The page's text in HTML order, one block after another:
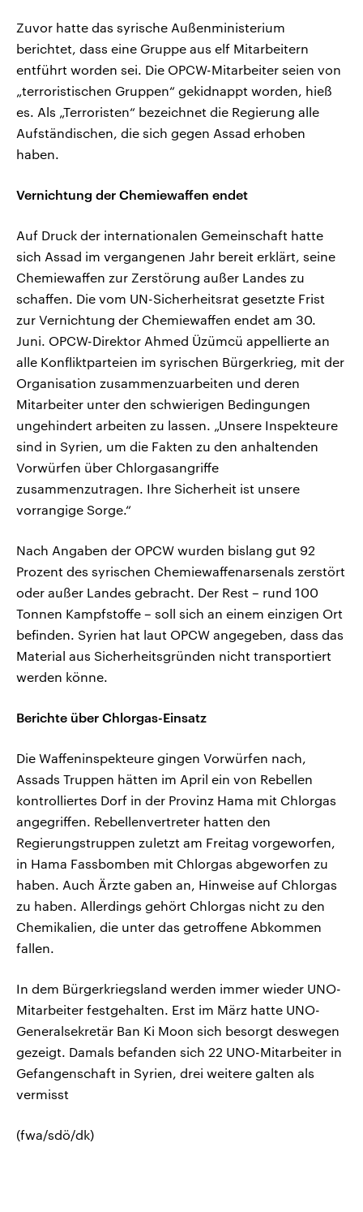
Zuvor hatte das syrische Außenministerium
berichtet, dass eine Gruppe aus elf Mitarbeitern
entführt worden sei. Die OPCW-Mitarbeiter seien von
„terroristischen Gruppen“ gekidnappt worden, hieß
es. Als „Terroristen“ bezeichnet die Regierung alle
Aufständischen, die sich gegen Assad erhoben
haben.
Vernichtung der Chemiewaffen endet
Auf Druck der internationalen Gemeinschaft hatte
sich Assad im vergangenen Jahr bereit erklärt, seine
Chemiewaffen zur Zerstörung außer Landes zu
schaffen. Die vom UN-Sicherheitsrat gesetzte Frist
zur Vernichtung der Chemiewaffen endet am 30.
Juni. OPCW-Direktor Ahmed Üzümcü appellierte an
alle Konfliktparteien im syrischen Bürgerkrieg, mit der
Organisation zusammenzuarbeiten und deren
Mitarbeiter unter den schwierigen Bedingungen
ungehindert arbeiten zu lassen. „Unsere Inspekteure
sind in Syrien, um die Fakten zu den anhaltenden
Vorwürfen über Chlorgasangriffe
zusammenzutragen. Ihre Sicherheit ist unsere
vorrangige Sorge.“
Nach Angaben der OPCW wurden bislang gut 92
Prozent des syrischen Chemiewaffenarsenals zerstört
oder außer Landes gebracht. Der Rest – rund 100
Tonnen Kampfstoffe – soll sich an einem einzigen Ort
befinden. Syrien hat laut OPCW angegeben, dass das
Material aus Sicherheitsgründen nicht transportiert
werden könne.
Berichte über Chlorgas-Einsatz
Die Waffeninspekteure gingen Vorwürfen nach,
Assads Truppen hätten im April ein von Rebellen
kontrolliertes Dorf in der Provinz Hama mit Chlorgas
angegriffen. Rebellenvertreter hatten den
Regierungstruppen zuletzt am Freitag vorgeworfen,
in Hama Fassbomben mit Chlorgas abgeworfen zu
haben. Auch Ärzte gaben an, Hinweise auf Chlorgas
zu haben. Allerdings gehört Chlorgas nicht zu den
Chemikalien, die unter das getroffene Abkommen
fallen.
In dem Bürgerkriegsland werden immer wieder UNO-
Mitarbeiter festgehalten. Erst im März hatte UNO-
Generalsekretär Ban Ki Moon sich besorgt deswegen
gezeigt. Damals befanden sich 22 UNO-Mitarbeiter in
Gefangenschaft in Syrien, drei weitere galten als
vermisst
(fwa/sdö/dk)